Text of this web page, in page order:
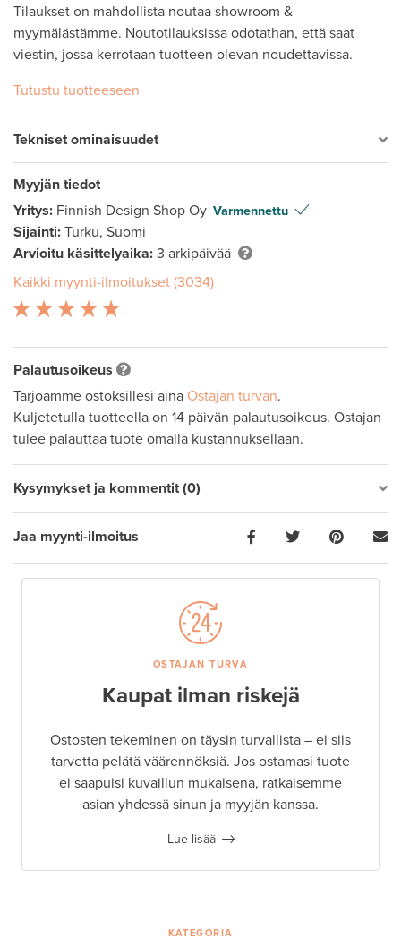
Tilaukset on mahdollista noutaa showroom &
myymälästämme. Noutotilauksissa odotathan, että saat
viestin, jossa kerrotaan tuotteen olevan noudettavissa.
Tutustu tuotteeseen
Tekniset ominaisuudet
Myyjän tiedot
Yritys: Finnish Design Shop Oy Varmennettu
Sijainti: Turku, Suomi
Arvioitu käsittelyaika: 3 arkipäivää
Kaikki myynti-ilmoitukset (3034)
Palautusoikeus
Tarjoamme ostoksillesi aina Ostajan turvan.
Kuljetetulla tuotteella on 14 päivän palautusoikeus. Ostajan
tulee palauttaa tuote omalla kustannuksellaan.
Kysymykset ja kommentit (0)
Jaa myynti-ilmoitus
OSTAJAN TURVA
Kaupat ilman riskejä
Ostosten tekeminen on täysin turvallista – ei siis
tarvetta pelätä väärennöksiä. Jos ostamasi tuote
ei saapuisi kuvaillun mukaisena, ratkaisemme
asian yhdessä sinun ja myyjän kanssa.
Lue lisää
KATEGORIA